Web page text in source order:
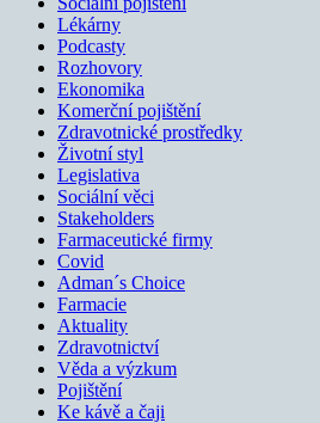
Lékárny
Podcasty
Rozhovory
Ekonomika
Komerční pojištění
Zdravotnické prostředky
Životní styl
Legislativa
Sociální věci
Stakeholders
Farmaceutické firmy
Covid
Adman´s Choice
Farmacie
Aktuality
Zdravotnictví
Věda a výzkum
Pojištění
Ke kávě a čaji